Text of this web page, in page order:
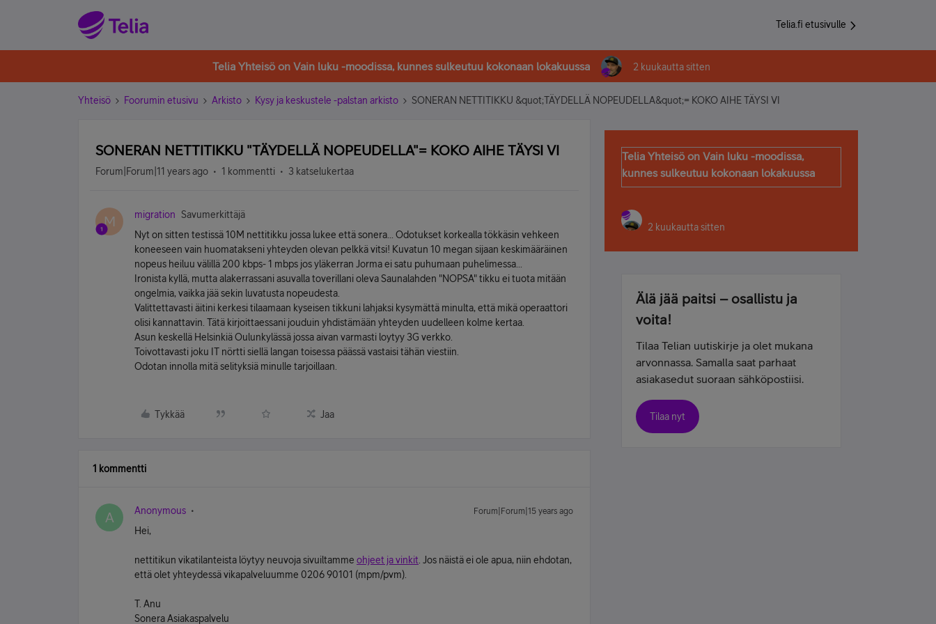
Telia.fi etusivulle
Telia Yhteisö on Vain luku -moodissa, kunnes sulkeutuu kokonaan lokakuussa 2 kuukautta sitten
Yhteisö Foorumin etusivu Arkisto Kysy ja keskustele -palstan arkisto SONERAN NETTITIKKU &quot;TÄYDELLÄ NOPEUDELLA&quot;= KOKO AIHE TÄYSI VI
SONERAN NETTITIKKU "TÄYDELLÄ NOPEUDELLA"= KOKO AIHE TÄYSI VI
Forum|Forum|11 years ago 1 kommentti 3 katselukertaa
M migration
Savumerkittäjä
Nyt on sitten testissä 10M nettitikku jossa lukee että sonera... Odotukset korkealla tökkäsin vehkeen
koneeseen vain huomatakseni yhteyden olevan pelkkä vitsi! Kuvatun 10 megan sijaan keskimääräinen
nopeus heiluu välillä 200 kbps- 1 mbps jos yläkerran Jorma ei satu puhumaan puhelimessa...
Ironista kyllä, mutta alakerrassani asuvalla toverillani oleva Saunalahden "NOPSA" tikku ei tuota mitään
ongelmia, vaikka jää sekin luvatusta nopeudesta.
Valittettavasti äitini kerkesi tilaamaan kyseisen tikkuni lahjaksi kysymättä minulta, että mikä operaattori
olisi kannattavin. Tätä kirjoittaessani jouduin yhdistämään yhteyden uudelleen kolme kertaa.
Asun keskellä Helsinkiä Oulunkylässä jossa aivan varmasti loytyy 3G verkko.
Toivottavasti joku IT nörtti siellä langan toisessa päässä vastaisi tähän viestiin.
Odotan innolla mitä selityksiä minulle tarjoillaan.
Tykkää Jaa
1 kommentti
A Anonymous Forum|Forum|15 years ago
Hei,
nettitikun vikatilanteista löytyy neuvoja sivuiltamme ohjeet ja vinkit . Jos näistä ei ole apua, niin ehdotan,
että olet yhteydessä vikapalveluumme 0206 90101 (mpm/pvm).
T. Anu
Sonera Asiakaspalvelu
Telia Yhteisö on Vain luku -moodissa,
kunnes sulkeutuu kokonaan lokakuussa
2 kuukautta sitten
Älä jää paitsi – osallistu ja
voita!
Tilaa Telian uutiskirje ja olet mukana
arvonnassa. Samalla saat parhaat
asiakasedut suoraan sähköpostiisi.
Tilaa nyt